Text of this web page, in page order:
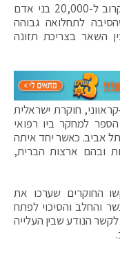
מחקר בינלאומי שבחן הרגלי אכילה של קרוב ל-20,000 בני אדם
לתחלואה גבוהה
השאר בצריכת תזונה
חוקרת ישראלית
למחקר ביו רפואי
אביב. כאשר יחד איתה
ובהם ארצות הברית,
החוקרים שערכו את
והחלב והסיכוי לפתח
הנודע שבין העלייה